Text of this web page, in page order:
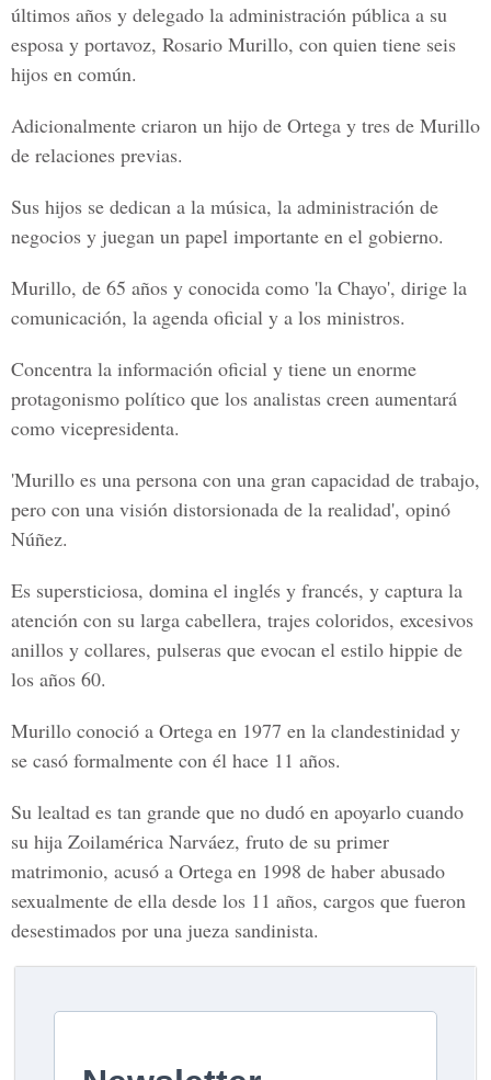
últimos años y delegado la administración pública a su
esposa y portavoz, Rosario Murillo, con quien tiene seis
hijos en común.
Adicionalmente criaron un hijo de Ortega y tres de Murillo
de relaciones previas.
Sus hijos se dedican a la música, la administración de
negocios y juegan un papel importante en el gobierno.
Murillo, de 65 años y conocida como 'la Chayo', dirige la
comunicación, la agenda oficial y a los ministros.
Concentra la información oficial y tiene un enorme
protagonismo político que los analistas creen aumentará
como vicepresidenta.
'Murillo es una persona con una gran capacidad de trabajo,
pero con una visión distorsionada de la realidad', opinó
Núñez.
Es supersticiosa, domina el inglés y francés, y captura la
atención con su larga cabellera, trajes coloridos, excesivos
anillos y collares, pulseras que evocan el estilo hippie de
los años 60.
Murillo conoció a Ortega en 1977 en la clandestinidad y
se casó formalmente con él hace 11 años.
Su lealtad es tan grande que no dudó en apoyarlo cuando
su hija Zoilamérica Narváez, fruto de su primer
matrimonio, acusó a Ortega en 1998 de haber abusado
sexualmente de ella desde los 11 años, cargos que fueron
desestimados por una jueza sandinista.